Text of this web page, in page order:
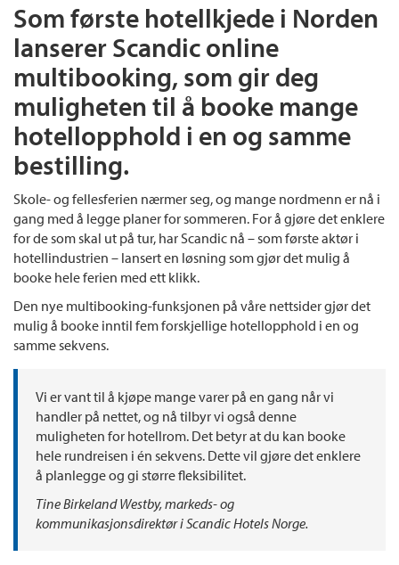
Som første hotellkjede i Norden
lanserer Scandic online
multibooking, som gir deg
muligheten til å booke mange
hotellopphold i en og samme
bestilling.
Skole- og fellesferien nærmer seg, og mange nordmenn er nå i
gang med å legge planer for sommeren. For å gjøre det enklere
for de som skal ut på tur, har Scandic nå – som første aktør i
hotellindustrien – lansert en løsning som gjør det mulig å
booke hele ferien med ett klikk.
Den nye multibooking-funksjonen på våre nettsider gjør det
mulig å booke inntil fem forskjellige hotellopphold i en og
samme sekvens.
Vi er vant til å kjøpe mange varer på en gang når vi
handler på nettet, og nå tilbyr vi også denne
muligheten for hotellrom. Det betyr at du kan booke
hele rundreisen i én sekvens. Dette vil gjøre det enklere
å planlegge og gi større fleksibilitet.
Tine Birkeland Westby, markeds- og
kommunikasjonsdirektør i Scandic Hotels Norge.